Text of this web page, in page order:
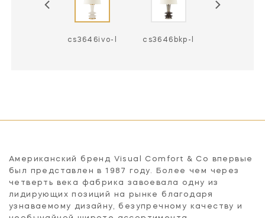
cs3646ivo-l cs3646bkp-l
Американский бренд Visual Comfort & Co впервые
был представлен в 1987 году. Более чем через
четверть века фабрика завоевала одну из
лидирующих позиций на рынке благодаря
узнаваемому дизайну, безупречному качеству и